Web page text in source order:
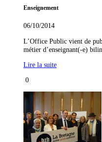
Enseignement
06/10/2014
L’Office Public vient de
métier d’enseignant(-e)
Lire la suite
0